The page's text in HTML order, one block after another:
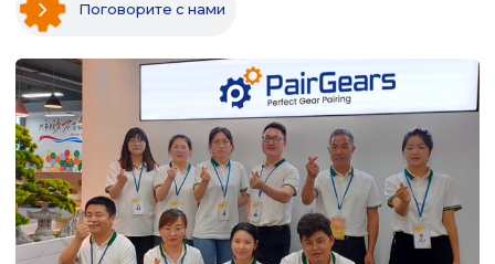
Поговорите с нами